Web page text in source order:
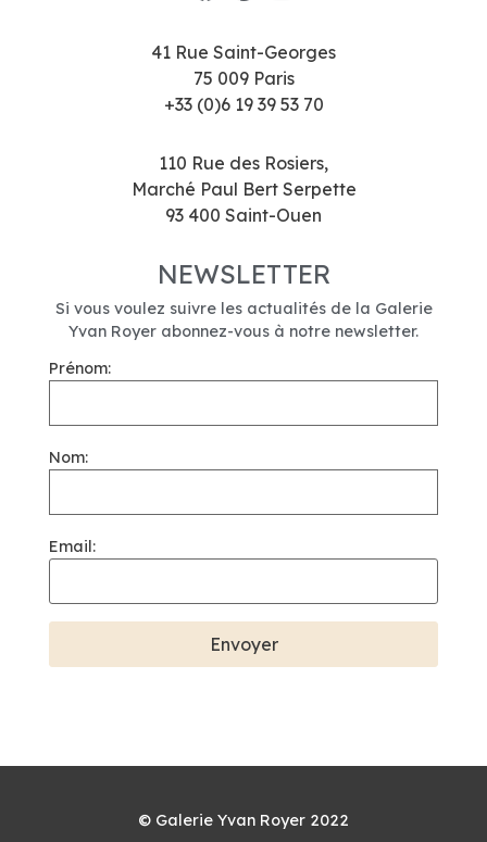
41 Rue Saint-Georges
75 009 Paris
+33 (0)6 19 39 53 70
110 Rue des Rosiers,
Marché Paul Bert Serpette
93 400 Saint-Ouen
NEWSLETTER
Si vous voulez suivre les actualités de la Galerie
Yvan Royer abonnez-vous à notre newsletter.
Prénom:
Nom:
Email:
© Galerie Yvan Royer 2022